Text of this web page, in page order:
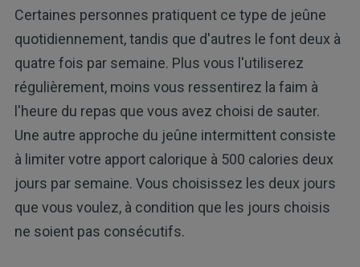
Certaines personnes pratiquent ce type de jeûne
quotidiennement, tandis que d'autres le font deux à
quatre fois par semaine. Plus vous l'utiliserez
régulièrement, moins vous ressentirez la faim à
l'heure du repas que vous avez choisi de sauter.
Une autre approche du jeûne intermittent consiste
à limiter votre apport calorique à 500 calories deux
jours par semaine. Vous choisissez les deux jours
que vous voulez, à condition que les jours choisis
ne soient pas consécutifs.